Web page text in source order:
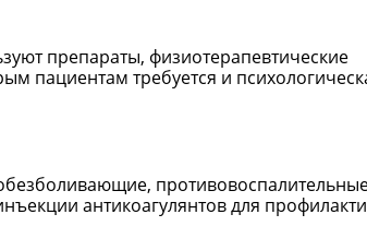
препараты, физиотерапевтические
пациентам требуется и
антикоагулянтов для